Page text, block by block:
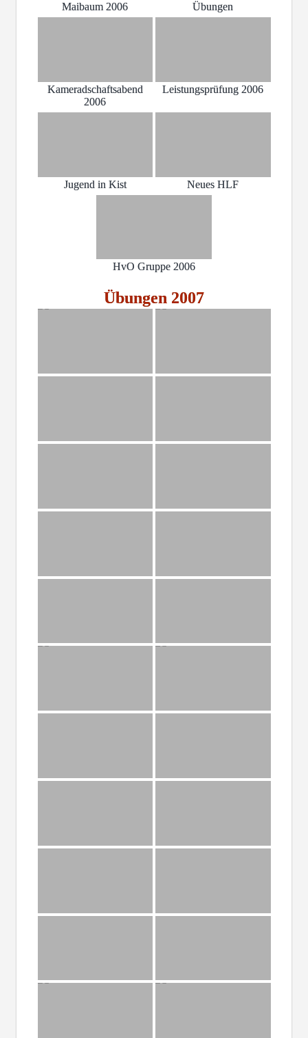
Maibaum 2006 Übungen
Kameradschaftsabend
2006
Leistungsprüfung 2006
Jugend in Kist Neues HLF
HvO Gruppe 2006
Übungen 2007